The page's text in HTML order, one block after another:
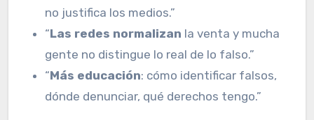
no justifica los medios.”
“Las redes normalizan la venta y mucha
gente no distingue lo real de lo falso.”
“Más educación: cómo identificar falsos,
dónde denunciar, qué derechos tengo.”